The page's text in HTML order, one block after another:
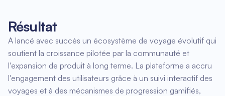
Résultat
A lancé avec succès un écosystème de voyage évolutif qui
soutient la croissance pilotée par la communauté et
l'expansion de produit à long terme. La plateforme a accru
l'engagement des utilisateurs grâce à un suivi interactif des
voyages et à des mécanismes de progression gamifiés,